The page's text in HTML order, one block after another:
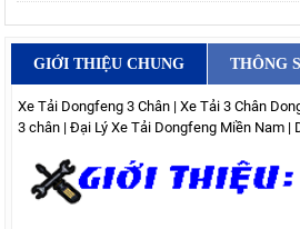
GIỚI THIỆU CHUNG THÔNG
Xe Tải Dongfeng 3 Chân | Xe Tải 3 Chân
3 chân | Đại Lý Xe Tải Dongfeng Miền Nam |